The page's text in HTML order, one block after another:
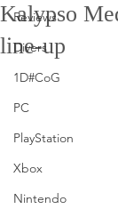
Reviews
Divers
1D#CoG
PC
PlayStation
Xbox
Nintendo
Kalypso
line-up